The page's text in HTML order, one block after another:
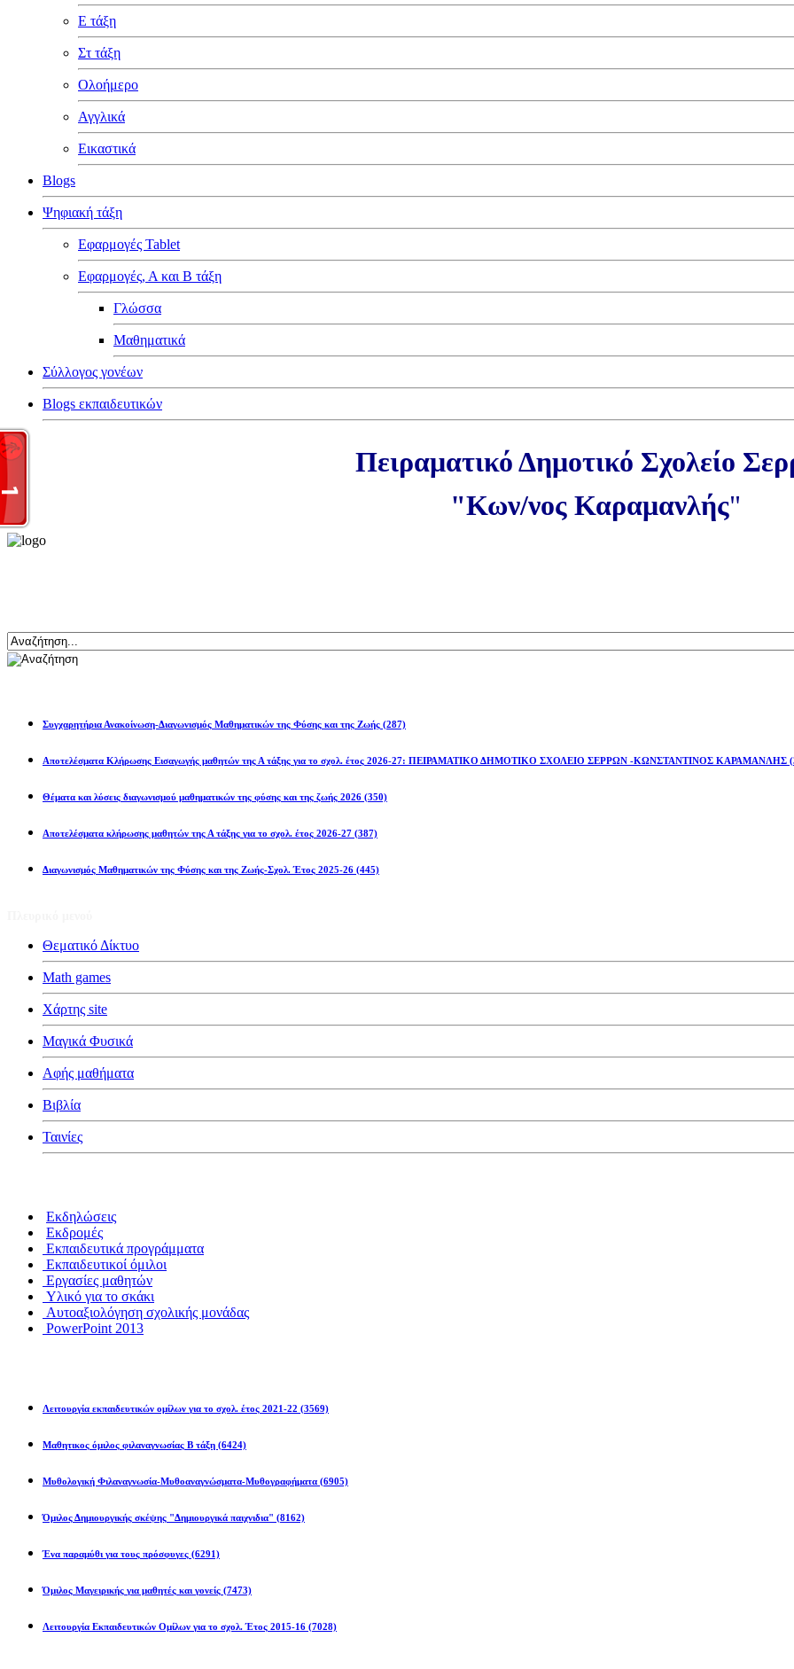
Ε τάξη
Στ τάξη
Ολοήμερο
Αγγλικά
Εικαστικά
Blogs
Ψηφιακή τάξη
Εφαρμογές Tablet
Εφαρμογές, Α και Β τάξη
Γλώσσα
Μαθηματικά
Σύλλογος γονέων
Blogs εκπαιδευτικών
Πειραματικό Δημοτικό Σχολείο
"Κων/νος Καραμανλής"
Συγχαρητήρια Ανακοίνωση-Διαγωνισμός Μαθηματικών της Φύσης και της Ζωής (287)
Αποτελέσματα Κλήρωσης Εισαγωγής μαθητών της Α τάξης για το σχολ. έτος 2026-27: ΠΕΙΡΑΜΑΤΙΚΟ ΔΗΜΟΤΙΚΟ ΣΧΟΛΕΙΟ ΣΕΡΡΩΝ -ΚΩΝΣΤΑΝΤΙΝΟΣ ΚΑΡΑΜΑΝΛΗΣ
Θέματα και λύσεις διαγωνισμού μαθηματικών της φύσης και της ζωής 2026 (350)
Αποτελέσματα κλήρωσης μαθητών της Α τάξης για το σχολ. έτος 2026-27 (387)
Διαγωνισμός Μαθηματικών της Φύσης και της Ζωής-Σχολ. Έτος 2025-26 (445)
Θεματικό Δίκτυο
Math games
Χάρτης site
Μαγικά Φυσικά
Αφής μαθήματα
Βιβλία
Ταινίες
Εκδηλώσεις
Εκδρομές
Εκπαιδευτικά προγράμματα
Εκπαιδευτικοί όμιλοι
Εργασίες μαθητών
Υλικό για το σκάκι
Αυτοαξιολόγηση σχολικής μονάδας
PowerPoint 2013
Λειτουργία εκπαιδευτικών ομίλων για το σχολ. έτος 2021-22 (3569)
Μαθητικος όμιλος φιλαναγνωσίας Β τάξη (6424)
Μυθολογική Φιλαναγνωσία-Μυθοαναγνώσματα-Μυθογραφήματα (6905)
Όμιλος Δημιουργικής σκέψης "Δημιουργικά παιχνιδια" (8162)
Ένα παραμύθι για τους πρόσφυγες (6291)
Όμιλος Μαγειρικής για μαθητές και γονείς (7473)
Λειτουργία Εκπαιδευτικών Ομίλων για το σχολ. Έτος 2015-16 (7028)